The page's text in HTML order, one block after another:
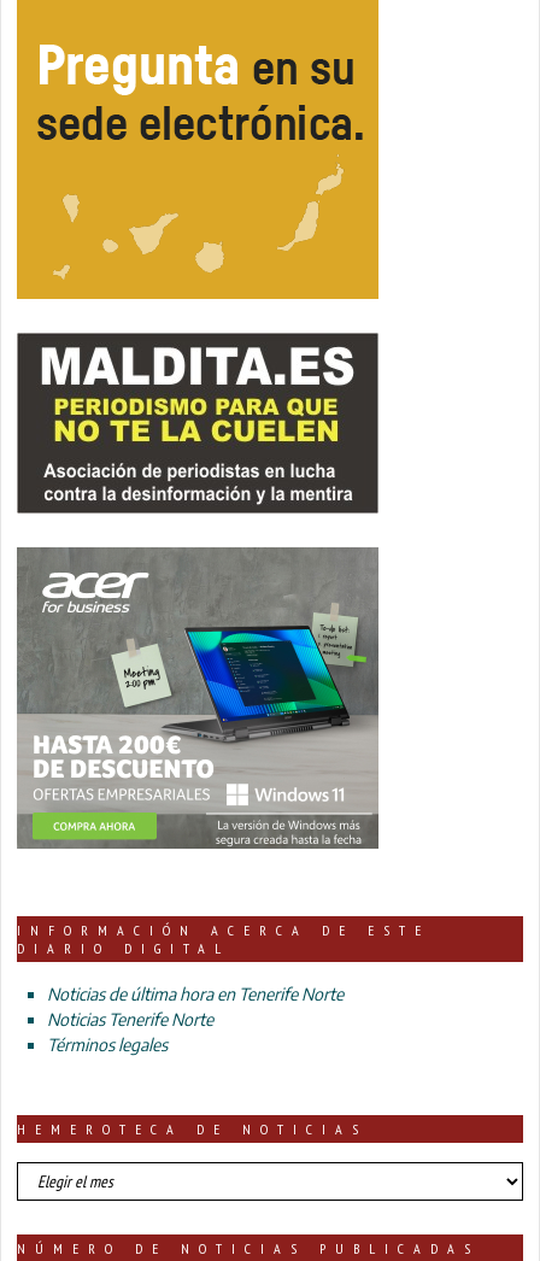
INFORMACIÓN ACERCA DE ESTE
DIARIO DIGITAL
Noticias de última hora en Tenerife Norte
Noticias Tenerife Norte
Términos legales
HEMEROTECA DE NOTICIAS
HEMEROTECA
DE
NÚMERO DE NOTICIAS PUBLICADAS